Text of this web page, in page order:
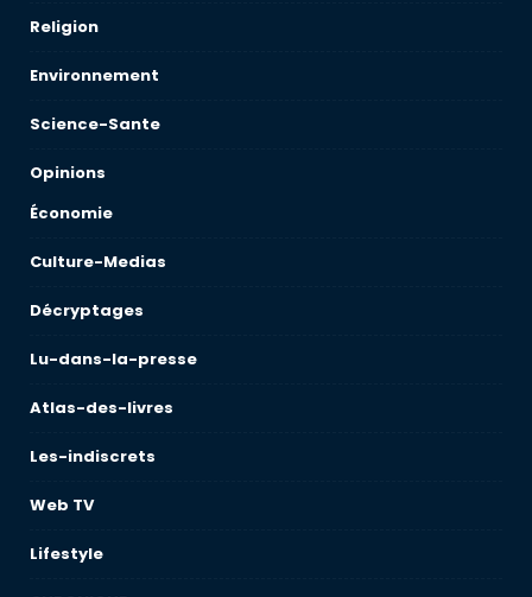
Religion
Environnement
Science-Sante
Opinions
Économie
Culture-Medias
Décryptages
Lu-dans-la-presse
Atlas-des-livres
Les-indiscrets
Web TV
Lifestyle